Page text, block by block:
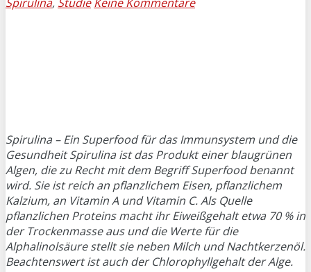
Spirulina – Ein Superfood für das Immunsystem und die
Gesundheit Spirulina ist das Produkt einer blaugrünen
Algen, die zu Recht mit dem Begriff Superfood benannt
wird. Sie ist reich an pflanzlichem Eisen, pflanzlichem
Kalzium, an Vitamin A und Vitamin C. Als Quelle
pflanzlichen Proteins macht ihr Eiweißgehalt etwa 70 % in
der Trockenmasse aus und die Werte für die
Alphalinolsäure stellt sie neben Milch und Nachtkerzenöl.
Beachtenswert ist auch der Chlorophyllgehalt der Alge.